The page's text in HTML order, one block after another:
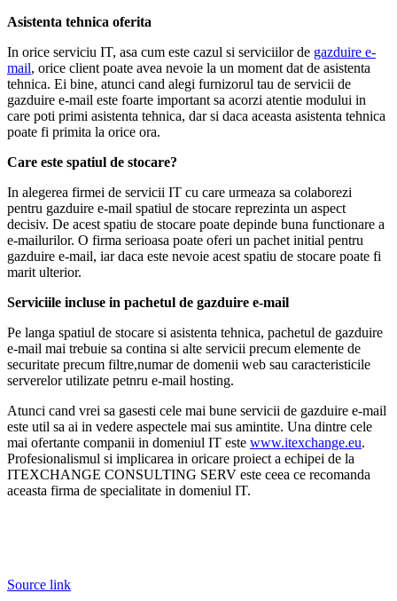
Asistenta tehnica oferita
In orice serviciu IT, asa cum este cazul si serviciilor de gazduire e-
mail, orice client poate avea nevoie la un moment dat de asistenta
tehnica. Ei bine, atunci cand alegi furnizorul tau de servicii de
gazduire e-mail este foarte important sa acorzi atentie modului in
care poti primi asistenta tehnica, dar si daca aceasta asistenta tehnica
poate fi primita la orice ora.
Care este spatiul de stocare?
In alegerea firmei de servicii IT cu care urmeaza sa colaborezi
pentru gazduire e-mail spatiul de stocare reprezinta un aspect
decisiv. De acest spatiu de stocare poate depinde buna functionare a
e-mailurilor. O firma serioasa poate oferi un pachet initial pentru
gazduire e-mail, iar daca este nevoie acest spatiu de stocare poate fi
marit ulterior.
Serviciile incluse in pachetul de gazduire e-mail
Pe langa spatiul de stocare si asistenta tehnica, pachetul de gazduire
e-mail mai trebuie sa contina si alte servicii precum elemente de
securitate precum filtre,numar de domenii web sau caracteristicile
serverelor utilizate petnru e-mail hosting.
Atunci cand vrei sa gasesti cele mai bune servicii de gazduire e-mail
este util sa ai in vedere aspectele mai sus amintite. Una dintre cele
mai ofertante companii in domeniul IT este www.itexchange.eu.
Profesionalismul si implicarea in oricare proiect a echipei de la
ITEXCHANGE CONSULTING SERV este ceea ce recomanda
aceasta firma de specialitate in domeniul IT.
Source link